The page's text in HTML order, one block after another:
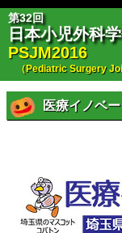
第32回
日本小児外科
PSJM2016
（Pediatric Surgery
医療イノベ